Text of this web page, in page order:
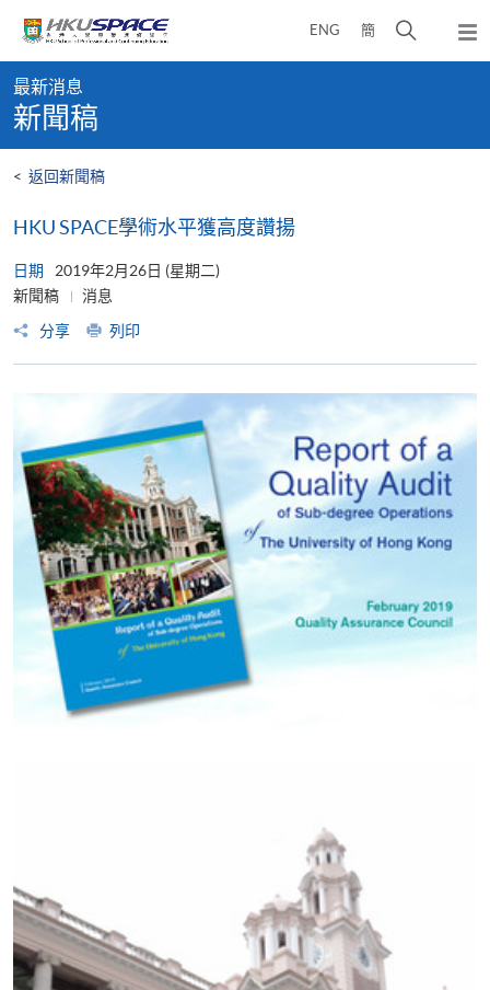
content
ENG 簡
開
彈
出
content
start
最新消息
新聞稿
< 返回新聞稿
HKU SPACE學術水平獲高度讚揚
日期
2019年2月26日 (星期二)
新聞稿
消息
分享
列印